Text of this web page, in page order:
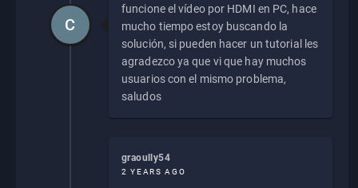
funcione el vídeo por HDMI en PC, hace
mucho tiempo estoy buscando la
solución, si pueden hacer un tutorial les
agradezco ya que vi que hay muchos
usuarios con el mismo problema,
saludos
C
graoully54
2 YEARS AGO